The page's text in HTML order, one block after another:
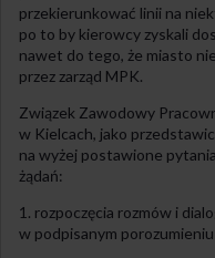
przekierunkować linii na
po to by kierowcy zyskali
nawet do tego, że miasto
przez zarząd MPK.
Związek Zawodowy
w Kielcach, jako
na wyżej postawione
żądań:
1. rozpoczęcia rozmów i
w podpisanym